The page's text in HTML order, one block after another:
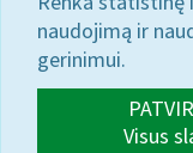
naudojimą ir
gerinimui.
Visus